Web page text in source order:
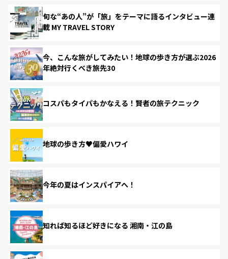
旬な“あの人”が「旅」をテーマに語るインタビュー連
載 MY TRAVEL STORY
今、こんな旅がしてみたい！地球の歩き方が選ぶ2026
年絶対行くべき旅先30
コスパもタイパもかなえる！賢者の旅テクニック
地球の歩き方♥偏愛ハワイ
今年の夏はインスパイアへ！
知れば知るほど好きになる 湘南・江の島